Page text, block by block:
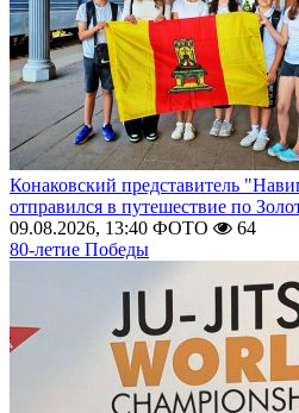
Конаковский представитель
отправился в путешествие по
09.08.2026, 13:40 ФОТО
64
80-летие Победы